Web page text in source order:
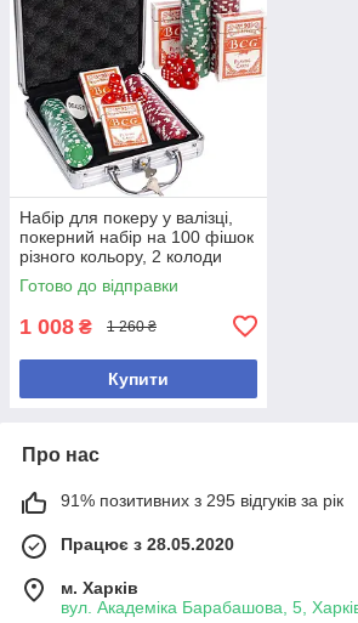
Набір для покеру у валізці,
покерний набір на 100 фішок
різного кольору, 2 колоди
карт, кубики.
Готово до відправки
1 008 ₴ 1 260 ₴
Купити
Про нас
91% позитивних з 295 відгуків за рік
Працює з 28.05.2020
м. Харків
вул. Академіка Барабашова, 5,